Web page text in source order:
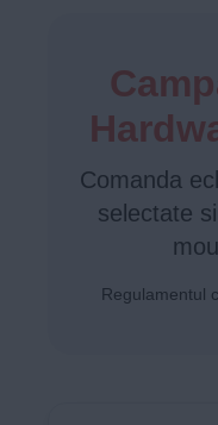
Comanda
selectate
Regulamentul